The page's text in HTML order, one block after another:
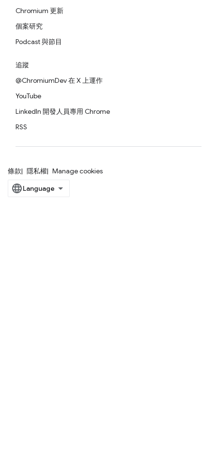
Chromium 更新
個案研究
Podcast 與節目
追蹤
@ChromiumDev 在 X 上運作
YouTube
LinkedIn 開發人員專用 Chrome
RSS
條款 隱私權 Manage cookies